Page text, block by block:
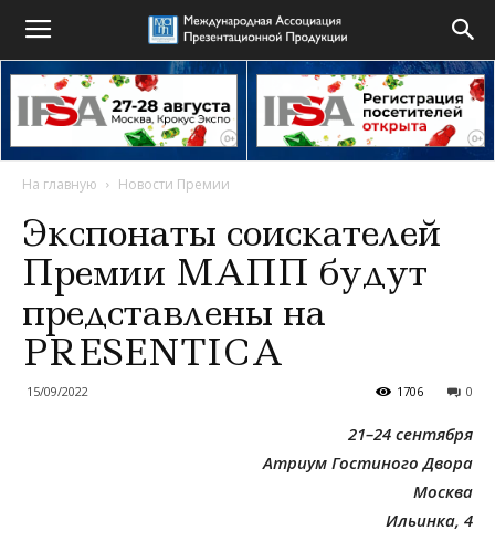
На главную Новости Премии
Экспонаты соискателей
Премии МАПП будут
представлены на
PRESENTICA
15/09/2022 0
1706
21–24 сентября
Атриум Гостиного Двора
Москва
Ильинка, 4